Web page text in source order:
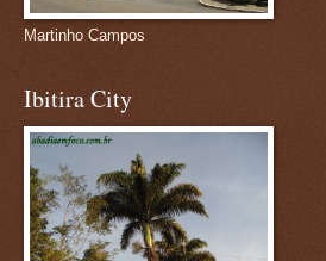
Martinho Campos
Ibitira City